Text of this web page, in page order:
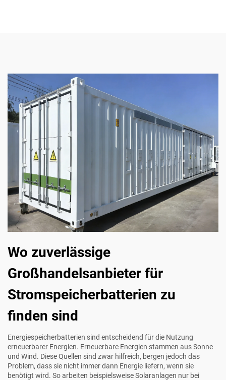
Wo zuverlässige
Großhandelsanbieter für
Stromspeicherbatterien zu
finden sind
Energiespeicherbatterien sind entscheidend für die Nutzung
erneuerbarer Energien. Erneuerbare Energien stammen aus Sonne
und Wind. Diese Quellen sind zwar hilfreich, bergen jedoch das
Problem, dass sie nicht immer dann Energie liefern, wenn sie
benötigt wird. So arbeiten beispielsweise Solaranlagen nur bei